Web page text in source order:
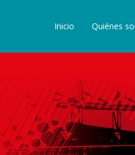
Inicio Quiénes